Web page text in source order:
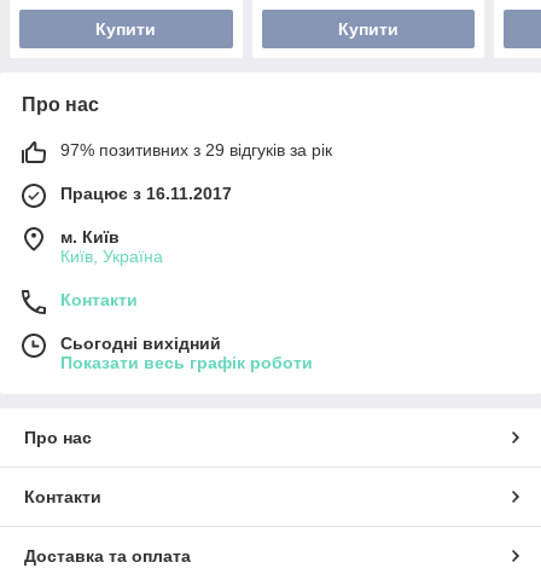
Купити Купити
Про нас
97% позитивних з 29 відгуків за рік
Працює з 16.11.2017
м. Київ
Київ, Україна
Контакти
Сьогодні вихідний
Показати весь графік роботи
Про нас
Контакти
Доставка та оплата